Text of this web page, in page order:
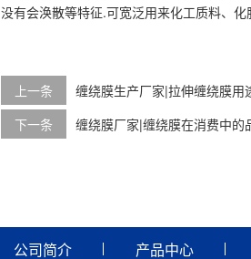
没有会涣散等特征.可宽泛用来化工质料、
上一条
缠绕膜生产厂家|拉伸缠绕膜用
下一条
缠绕膜厂家|缠绕膜在消费中的
公司简介 产品中心